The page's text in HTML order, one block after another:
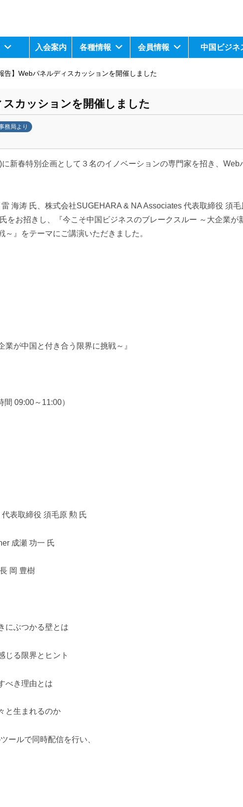
入会案内 各種情報 会員情報 中国ビジネ
告】Webパネルディスカッションを開催しました
スカッションを開催しました
務局より
新春特別企画として３名のイノベーションの専門家を招き、Web
海涛 氏、株式会社SUGEHARA & NA Associates 代表取締役 須
をお招きし、『今こそ中国ビジネスのブレークスルー ～大企業が
』をテーマにご講演いただきました。
業が中国と付き合う限界に挑戦～ 』
09:00～11:00）
表取締役 須毛原 勲 氏
成瀬 功一 氏
岡 豊樹
にぶつかる壁とは
じる限界とヒント
べき理由とは
と生まれるのか
ールで同時配信を行い、